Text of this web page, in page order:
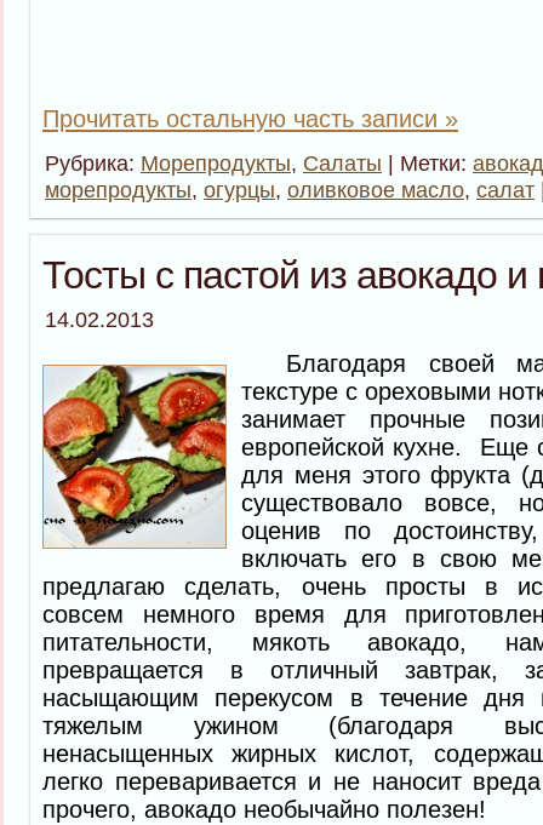
Прочитать остальную часть записи »
Рубрика: Морепродукты, Салаты | Метки:
морепродукты, огурцы, оливковое масло, салат
Тосты с пастой из авокадо
14.02.2013
Благодаря своей
текстуре с ореховыми
занимает прочные
европейской кухне. Еще
для меня этого фрукта
существовало вовсе,
оценив по
включать его в свою
предлагаю сделать, очень просты в
совсем немного время для
питательности, мякоть авокадо,
превращается в отличный завтрак,
насыщающим перекусом в течение дня
тяжелым ужином (благодаря
ненасыщенных жирных кислот,
легко переваривается и не наносит
прочего, авокадо необычайно полезен!